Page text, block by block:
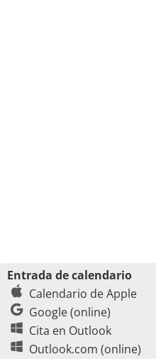
Entrada de calendario
Calendario de Apple
Google (online)
Cita en Outlook
Outlook.com (online)